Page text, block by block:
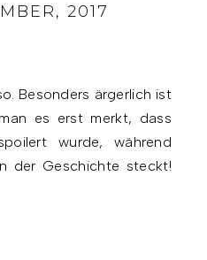
2017
Besonders ärgerlich ist
es erst merkt, dass
wurde, während
der Geschichte steckt!